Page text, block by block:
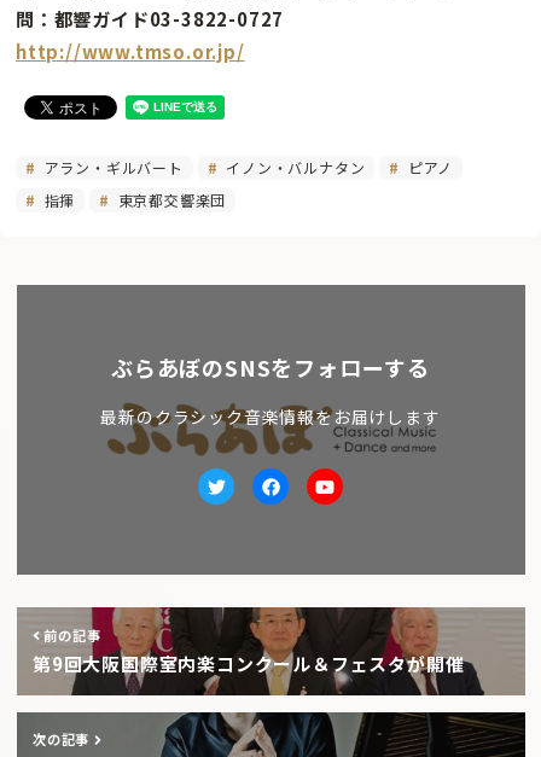
問：都響ガイド03-3822-0727
http://www.tmso.or.jp/
アラン・ギルバート イノン・バルナタン
ピアノ
指揮
東京都交響楽団
ぶらあぼのSNSをフォローする
最新のクラシック音楽情報をお届けします
TwitterfacebookYoutube
前の記事
第9回大阪国際室内楽コンクール＆フェスタが開催
次の記事